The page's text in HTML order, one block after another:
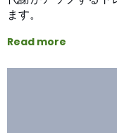
ます。
Read more